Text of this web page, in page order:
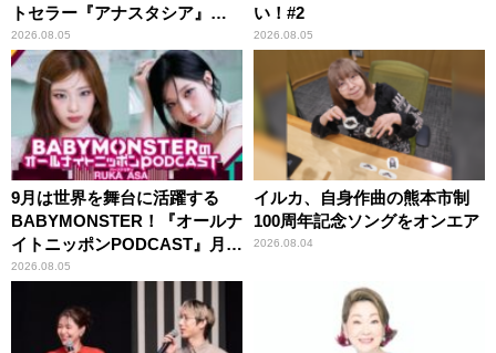
トセラー『アナスタシア』を
紹介
2026.08.05
い！#2
2026.08.05
9月は世界を舞台に活躍する
BABYMONSTER！『オールナ
イトニッポンPODCAST』月替
わりパーソナリティ
2026.08.05
イルカ、自身作曲の熊本市制
100周年記念ソングをオンエア
2026.08.04